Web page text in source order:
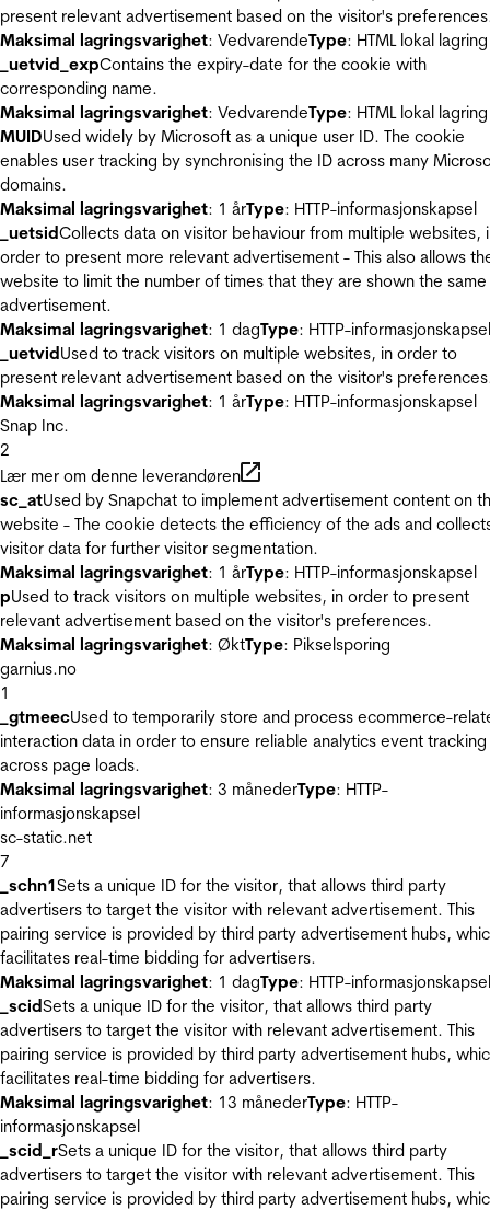
present relevant advertisement based on the visitor's
Maksimal lagringsvarighet: VedvarendeType: HTML lokal lagring
_uetvid_expContains the expiry-date for the cookie with
corresponding name.
Maksimal lagringsvarighet: VedvarendeType: HTML lokal lagring
MUIDUsed widely by Microsoft as a unique user ID. The cookie
enables user tracking by synchronising the ID across many
domains.
Maksimal lagringsvarighet: 1 årType: HTTP-informasjonskapsel
_uetsidCollects data on visitor behaviour from multiple websites,
order to present more relevant advertisement - This also allows
website to limit the number of times that they are shown the same
advertisement.
Maksimal lagringsvarighet: 1 dagType: HTTP-informasjonskapsel
_uetvidUsed to track visitors on multiple websites, in order to
present relevant advertisement based on the visitor's
Maksimal lagringsvarighet: 1 årType: HTTP-informasjonskapsel
Snap Inc.
2
Lær mer om denne leverandøren
sc_atUsed by Snapchat to implement advertisement content on
website - The cookie detects the efficiency of the ads and
visitor data for further visitor segmentation.
Maksimal lagringsvarighet: 1 årType: HTTP-informasjonskapsel
pUsed to track visitors on multiple websites, in order to present
relevant advertisement based on the visitor's preferences.
Maksimal lagringsvarighet: ØktType: Pikselsporing
garnius.no
1
_gtmeecUsed to temporarily store and process ecommerce-
interaction data in order to ensure reliable analytics event tracking
across page loads.
Maksimal lagringsvarighet: 3 månederType: HTTP-
informasjonskapsel
sc-static.net
7
_schn1Sets a unique ID for the visitor, that allows third party
advertisers to target the visitor with relevant advertisement. This
pairing service is provided by third party advertisement hubs,
facilitates real-time bidding for advertisers.
Maksimal lagringsvarighet: 1 dagType: HTTP-informasjonskapsel
_scidSets a unique ID for the visitor, that allows third party
advertisers to target the visitor with relevant advertisement. This
pairing service is provided by third party advertisement hubs,
facilitates real-time bidding for advertisers.
Maksimal lagringsvarighet: 13 månederType: HTTP-
informasjonskapsel
_scid_rSets a unique ID for the visitor, that allows third party
advertisers to target the visitor with relevant advertisement. This
pairing service is provided by third party advertisement hubs,